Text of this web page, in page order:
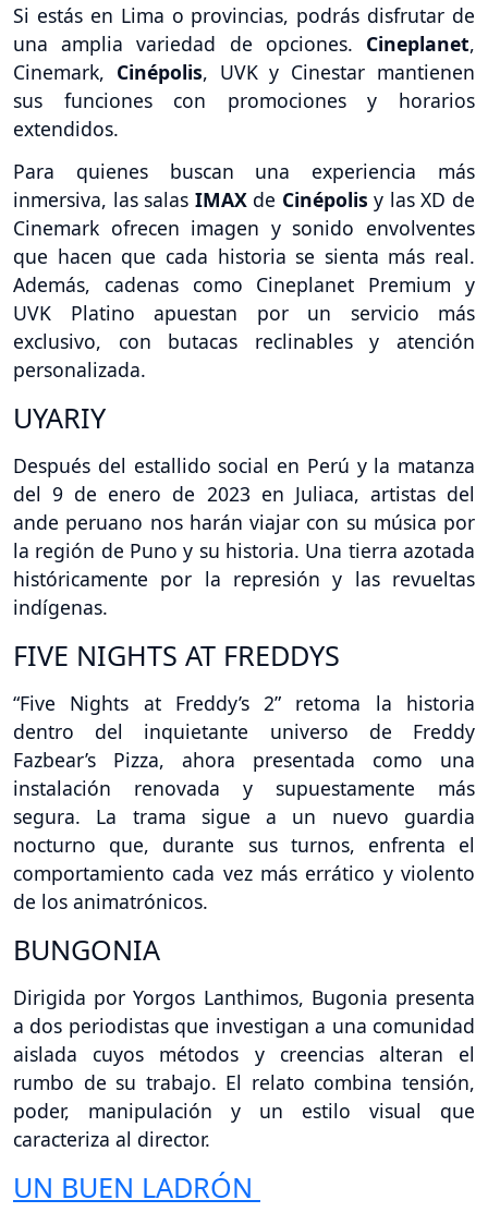
Si estás en Lima o provincias, podrás disfrutar de
una amplia variedad de opciones. Cineplanet,
Cinemark, Cinépolis, UVK y Cinestar mantienen
sus funciones con promociones y horarios
extendidos.
Para quienes buscan una experiencia más
inmersiva, las salas IMAX de Cinépolisy las XD de
Cinemark ofrecen imagen y sonido envolventes
que hacen que cada historia se sienta más real.
Además, cadenas como Cineplanet Premium y
UVK Platino apuestan por un servicio más
exclusivo, con butacas reclinables y atención
personalizada.
UYARIY
Después del estallido social en Perú y la matanza
del 9 de enero de 2023 en Juliaca, artistas del
ande peruano nos harán viajar con su música por
la región de Puno y su historia. Una tierra azotada
históricamente por la represión y las revueltas
indígenas.
FIVE NIGHTS AT FREDDYS
“Five Nights at Freddy’s 2” retoma la historia
dentro del inquietante universo de Freddy
Fazbear’s Pizza, ahora presentada como una
instalación renovada y supuestamente más
segura. La trama sigue a un nuevo guardia
nocturno que, durante sus turnos, enfrenta el
comportamiento cada vez más errático y violento
de los animatrónicos.
BUNGONIA
Dirigida por Yorgos Lanthimos, Bugonia presenta
a dos periodistas que investigan a una comunidad
aislada cuyos métodos y creencias alteran el
rumbo de su trabajo. El relato combina tensión,
poder, manipulación y un estilo visual que
caracteriza al director.
UN BUEN LADRÓN